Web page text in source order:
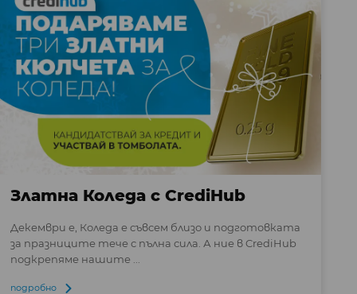
Златна Коледа с CrediHub
Декември е, Коледа е съвсем близо и подготовката
за празниците тече с пълна сила. А ние в CrediHub
подкрепяме нашите ...
подробно